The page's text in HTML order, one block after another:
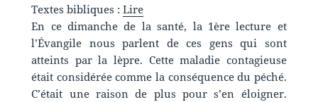
Textes bibliques :Lire
En ce dimanche de la santé, la 1ère lecture et
l’Évangile nous parlent de ces gens qui sont
atteints par la lèpre. Cette maladie contagieuse
était considérée comme la conséquence du péché.
C’était une raison de plus pour s’en éloigner.